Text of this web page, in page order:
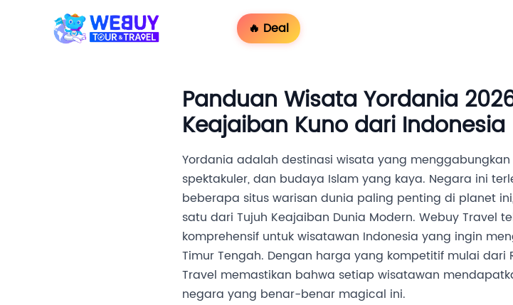
🔥 Deal
Panduan Wisata Yordania
Keajaiban Kuno dari Indonesia
Yordania adalah destinasi wisata yang
spektakuler, dan budaya Islam yang kaya. Negara ini
beberapa situs warisan dunia paling penting di planet
satu dari Tujuh Keajaiban Dunia Modern. Webuy Travel
komprehensif untuk wisatawan Indonesia yang ingin
Timur Tengah. Dengan harga yang kompetitif mulai dari
Travel memastikan bahwa setiap wisatawan
negara yang benar-benar magical ini.